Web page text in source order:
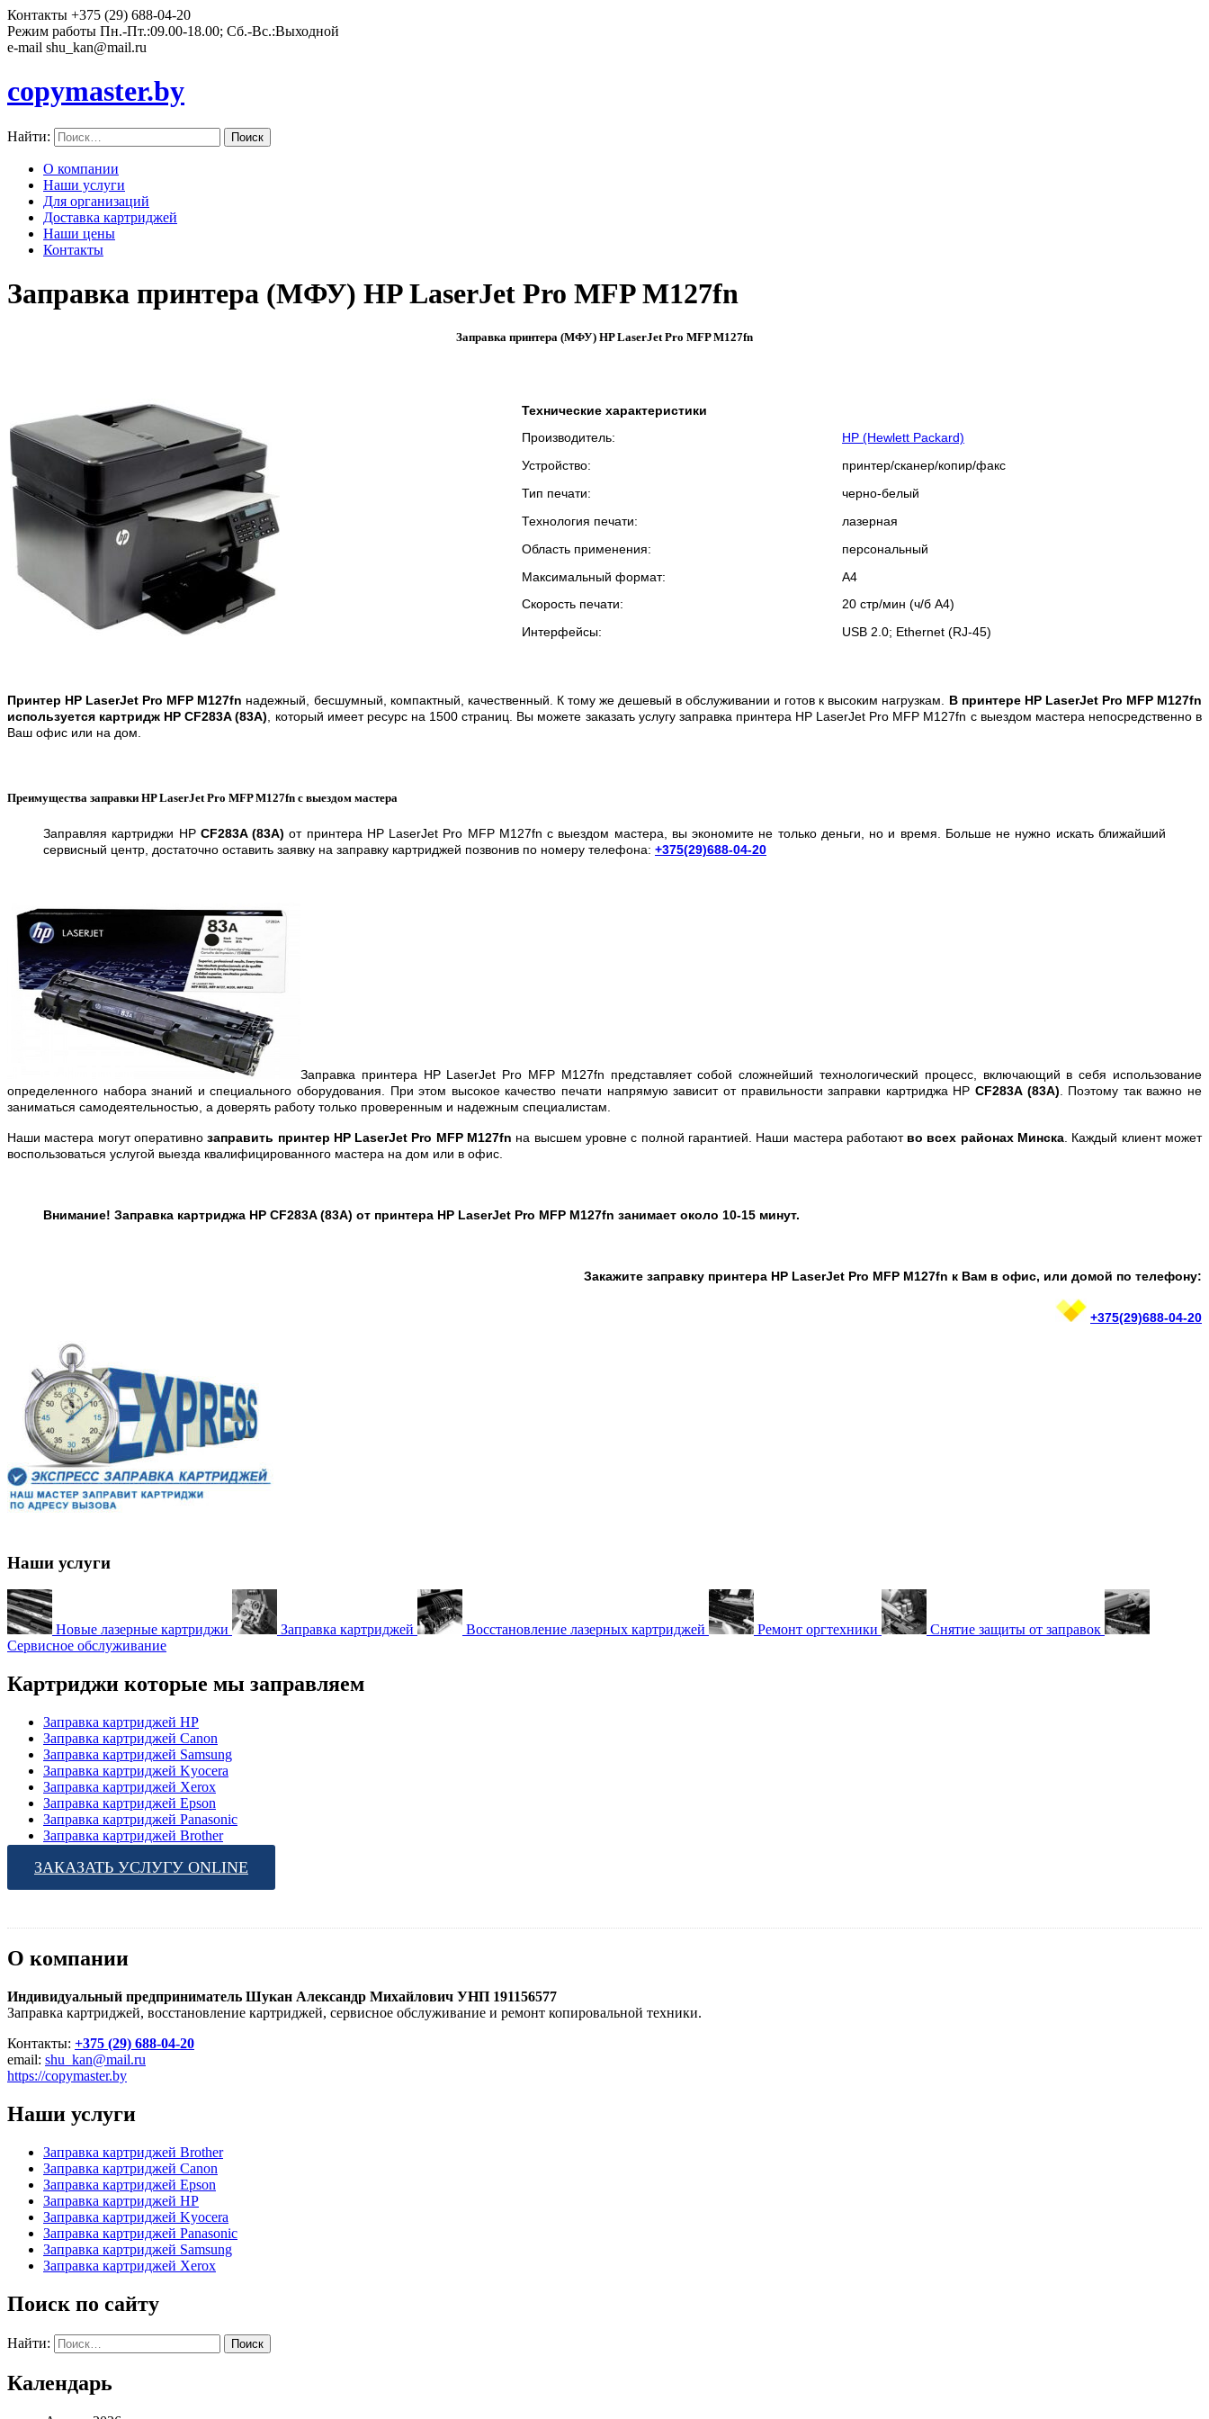
Контакты +375 (29) 688-04-20
Режим работы Пн.-Пт.:09.00-18.00; Сб.-Вс.:Выходной
e-mail shu_kan@mail.ru
copymaster.by
Найти:
О компании
Наши услуги
Для организаций
Доставка картриджей
Наши цены
Контакты
Заправка принтера (МФУ) HP LaserJet Pro MFP M127fn
Заправка принтера (МФУ) HP LaserJet Pro MFP M127fn
Технические характеристики
Производитель:
HP (Hewlett Packard)
Устройство:
принтер/сканер/копир/факс
Тип печати:
черно-белый
Технология печати:
лазерная
Область применения:
персональный
Максимальный формат:
A4
Скорость печати:
20 стр/мин (ч/б А4)
Интерфейсы:
USB 2.0; Ethernet (RJ-45)
Принтер HP LaserJet Pro MFP M127fn надежный, бесшумный, компактный, качественный. К тому же дешевый в обслуживании и готов к высоким нагрузкам. В принтере HP LaserJet Pro MFP M127fn
используется картридж HP CF283A (83A) , который имеет ресурс на 1500 страниц. Вы можете заказать услугу заправка принтера HP LaserJet Pro MFP M127fn с выездом мастера непосредственно в
Ваш офис или на дом.
Преимущества заправки HP LaserJet Pro MFP M127fn с выездом мастера
Заправляя картриджи HP CF283A (83A) от принтера HP LaserJet Pro MFP M127fn с выездом мастера, вы экономите не только деньги, но и время. Больше не нужно искать ближайший
сервисный центр, достаточно оставить заявку на заправку картриджей позвонив по номеру телефона: +375(29)688-04-20
Заправка принтера HP LaserJet Pro MFP M127fn представляет собой сложнейший технологический процесс, включающий в себя использование
определенного набора знаний и специального оборудования. При этом высокое качество печати напрямую зависит от правильности заправки картриджа HP CF283A (83A) . Поэтому так важно не
заниматься самодеятельностью, а доверять работу только проверенным и надежным специалистам.
Наши мастера могут оперативнозаправить принтер HP LaserJet Pro MFP M127fn на высшем уровне с полной гарантией. Наши мастера работают во всех районах Минска . Каждый клиент может
воспользоваться услугой выезда квалифицированного мастера на дом или в офис.
Внимание! Заправка картриджа HP CF283A (83A) от принтера HP LaserJet Pro MFP M127fn занимает около 10-15 минут.
Закажите заправку принтера HP LaserJet Pro MFP M127fn к Bам в офис, или домой по телефону:
+375(29)688-04-20
Наши услуги
Новые лазерные картриджи Заправка картриджей Восстановление лазерных картриджей Ремонт оргтехники
Снятие защиты от заправок
Сервисное обслуживание
Картриджи которые мы заправляем
Заправка картриджей HP
Заправка картриджей Canon
Заправка картриджей Samsung
Заправка картриджей Kyocera
Заправка картриджей Xerox
Заправка картриджей Epson
Заправка картриджей Panasonic
Заправка картриджей Brother
ЗАКАЗАТЬ УСЛУГУ ONLINE
О компании
Индивидуальный предприниматель Шукан Александр Михайлович УНП 191156577
Заправка картриджей, восстановление картриджей, сервисное обслуживание и ремонт копировальной техники.
Контакты: +375 (29) 688-04-20
email: shu_kan@mail.ru
https://copymaster.by
Наши услуги
Заправка картриджей Brother
Заправка картриджей Canon
Заправка картриджей Epson
Заправка картриджей HP
Заправка картриджей Kyocera
Заправка картриджей Panasonic
Заправка картриджей Samsung
Заправка картриджей Xerox
Поиск по сайту
Найти:
Календарь